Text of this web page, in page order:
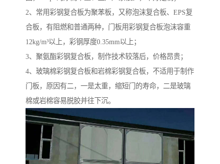
2、常用彩钢复合板为聚苯板，又称泡沫复合板、EPS复
合板，有阻燃和普通两种，门板用彩钢复合板泡沫容重
12kg/m³以上，彩钢厚度0.35mm以上；
3、聚氨酯彩钢复合板，制作技术较落后，价格昂贵；
4、玻璃棉彩钢复合板和岩棉彩钢复合板，不适用于制作
门板，原因有二，一是太重，缩短门的寿命，二是玻璃
棉或岩棉容易脱胶并往下沉。